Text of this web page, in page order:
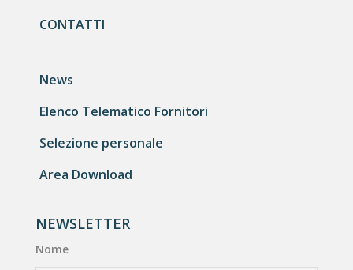
CONTATTI
News
Elenco Telematico Fornitori
Selezione personale
Area Download
NEWSLETTER
Nome